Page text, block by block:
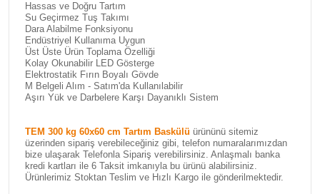
Hassas ve Doğru Tartım
Su Geçirmez Tuş Takımı
Dara Alabilme Fonksiyonu
Endüstriyel Kullanıma Uygun
Üst Üste Ürün Toplama Özelliği
Kolay Okunabilir LED Gösterge
Elektrostatik Fırın Boyalı Gövde
M Belgeli Alım - Satım'da Kullanılabilir
Aşırı Yük ve Darbelere Karşı Dayanıklı Sistem
TEM 300 kg 60x60 cm Tartım Baskülü ürününü sitemiz
üzerinden sipariş verebileceğiniz gibi, telefon numaralarımızdan
bize ulaşarak Telefonla Sipariş verebilirsiniz. Anlaşmalı banka
kredi kartları ile 6 Taksit imkanıyla bu ürünü alabilirsiniz.
Ürünlerimiz Stoktan Teslim ve Hızlı Kargo ile gönderilmektedir.